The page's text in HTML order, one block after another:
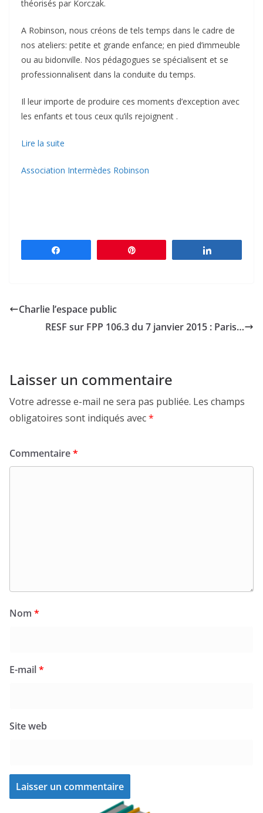
théorisés par Korczak.
A Robinson, nous créons de tels temps dans le cadre de
nos ateliers: petite et grande enfance; en pied d’immeuble
ou au bidonville. Nos pédagogues se spécialisent et se
professionnalisent dans la conduite du temps.
Il leur importe de produire ces moments d’exception avec
les enfants et tous ceux qu’ils rejoignent .
Lire la suite
Association Intermèdes Robinson
Charlie l’espace public
RESF sur FPP 106.3 du 7 janvier 2015 : Paris…
Laisser un commentaire
Votre adresse e-mail ne sera pas publiée. Les champs
obligatoires sont indiqués avec*
Commentaire*
Nom *
E-mail*
Site web